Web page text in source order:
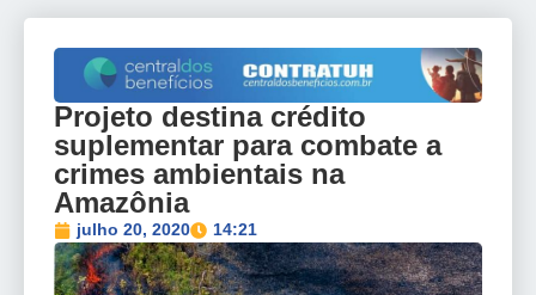
Projeto destina crédito
suplementar para combate a
crimes ambientais na
Amazônia
julho 20, 2020 14:21